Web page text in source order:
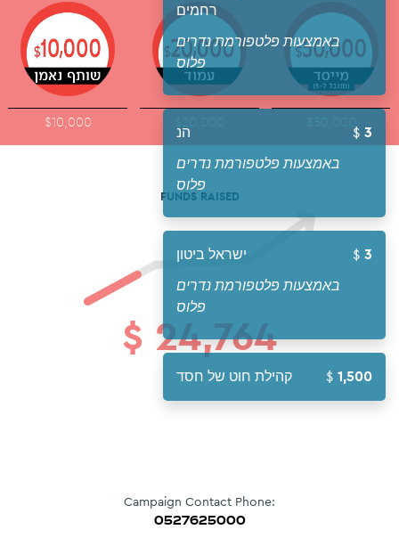
רחמים
באמצעות פלטפורמת נדרים
פלוס
הנ 3
באמצעות פלטפורמת נדרים
פלוס
ישראל ביטון 3
באמצעות פלטפורמת נדרים
פלוס
קהילת חוט של חסד 1,500
$10,000 $20,000 $50,000
FUNDS RAISED
$ 24,764
Campaign Contact Phone:
0527625000